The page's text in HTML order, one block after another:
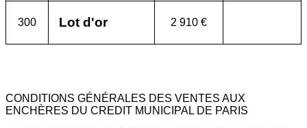
300 Lot d'or 2 910 €
CONDITIONS GÉNÉRALES DES VENTES AUX
ENCHÈRES DU CREDIT MUNICIPAL DE PARIS